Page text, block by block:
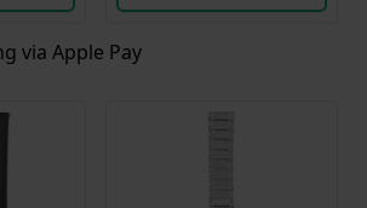
via Apple Pay